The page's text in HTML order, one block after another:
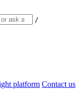
/
platform Contact us